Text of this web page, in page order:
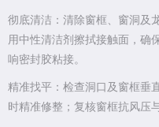
彻底清洁：清除窗框、窗洞及
用中性清洁剂擦拭接触面，确
响密封胶粘接。
精准找平：检查洞口及窗框垂
时精准修整；复核窗框抗风压